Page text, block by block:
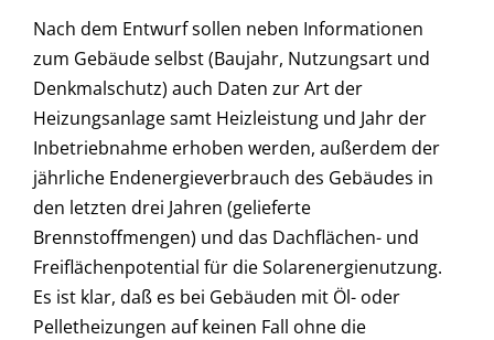
Nach dem Entwurf sollen neben Informationen
zum Gebäude selbst (Baujahr, Nutzungsart und
Denkmalschutz) auch Daten zur Art der
Heizungsanlage samt Heizleistung und Jahr der
Inbetriebnahme erhoben werden, außerdem der
jährliche Endenergieverbrauch des Gebäudes in
den letzten drei Jahren (gelieferte
Brennstoffmengen) und das Dachflächen- und
Freiflächenpotential für die Solarenergienutzung.
Es ist klar, daß es bei Gebäuden mit Öl- oder
Pelletheizungen auf keinen Fall ohne die